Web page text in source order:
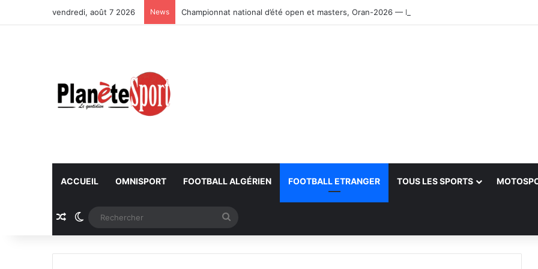
vendredi, août 7 2026 News Championnat national d’été open et masters, Oran-2026 — Le CRB s’adjuge le titre
ACCUEIL OMNISPORT FOOTBALL ALGÉRIEN FOOTBALL ETRANGER TOUS LES SPORTS
Article Aléatoire
Switch skin